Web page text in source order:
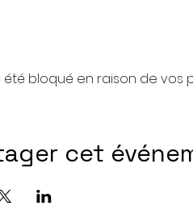
été bloqué en raison de
cet